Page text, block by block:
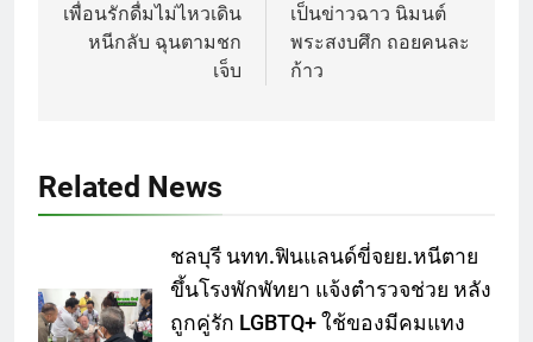
เพื่อนรักดื่มไม่ไหวเดิน
หนีกลับ ฉุนตามชก
เจ็บ
เป็นข่าวฉาว นิมนต์
พระสงบศึก ถอยคนละ
ก้าว
Related News
ชลบุรี นทท.ฟินแลนด์ขี่จยย.หนีตาย
ขึ้นโรงพักพัทยา แจ้งตำรวจช่วย หลัง
ถูกคู่รัก LGBTQ+ ใช้ของมีคมแทง